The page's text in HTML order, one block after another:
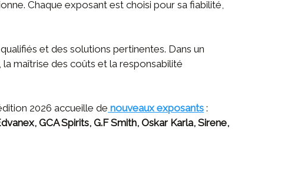
Chaque exposant est choisi pour sa fiabilité,
et des solutions pertinentes. Dans un
maîtrise des coûts et la responsabilité
2026 accueille de nouveaux exposants :
GCA Spirits, G.F Smith, Oskar Karla, Sirene,